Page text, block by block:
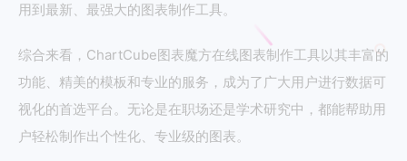
用到最新、最强大的图表制作工具。
综合来看，ChartCube图表魔方在线图表制作工具以其丰富的
功能、精美的模板和专业的服务，成为了广大用户进行数据可
视化的首选平台。无论是在职场还是学术研究中，都能帮助用
户轻松制作出个性化、专业级的图表。